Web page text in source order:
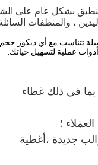
بشكل عام على
اليدين ، والمنظفات
تتناسب مع أي
عملية لتسهيل حياتك.
غطاء
؛
أغطية